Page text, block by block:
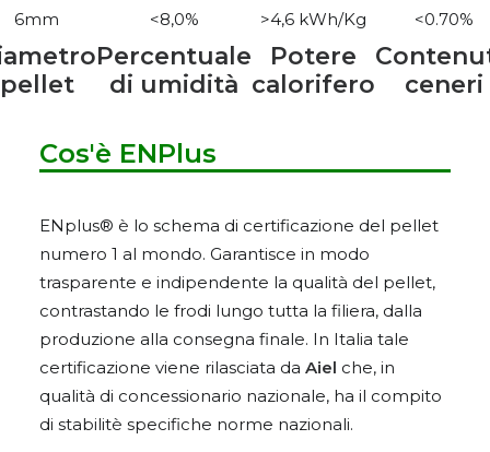
6mm
pellet
<8,0%
Percentuale
di umidità
>4,6 kWh/Kg
Potere
calorifero
<0.70%
ceneri
Cos'è ENPlus
ENplus® è lo schema di certificazione del pellet
numero 1 al mondo. Garantisce in modo
trasparente e indipendente la qualità del pellet,
contrastando le frodi lungo tutta la filiera, dalla
produzione alla consegna finale. In Italia tale
certificazione viene rilasciata da Aiel che, in
qualità di concessionario nazionale, ha il compito
di stabilitè specifiche norme nazionali.